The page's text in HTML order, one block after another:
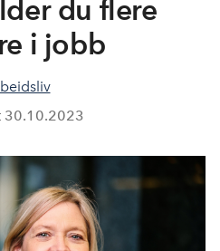
du flere
i jobb
30.10.2023